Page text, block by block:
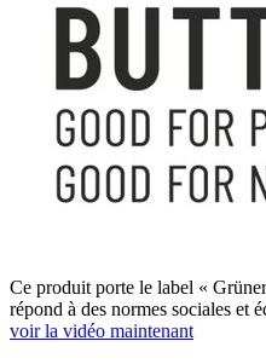
Ce produit porte le label «
répond à des normes sociales et
voir la vidéo maintenant